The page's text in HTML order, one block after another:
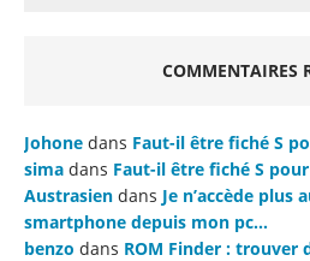
COMMENTAIRES
Johone dans Faut-il être fiché S
sima dans Faut-il être fiché S
Austrasien dans Je n’accède plus
smartphone depuis mon pc…
benzo dans ROM Finder : trouver